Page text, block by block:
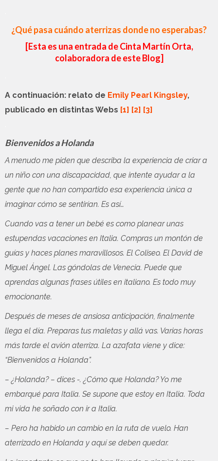
¿Qué pasa cuándo aterrizas donde no esperabas?
[Esta es una entrada de Cinta Martín Orta,
colaboradora de este Blog]
A continuación: relato de Emily Pearl Kingsley,
publicado en distintas Webs [1] [2] [3]
Bienvenidos a Holanda
A menudo me piden que describa la experiencia de criar a
un niño con una discapacidad, que intente ayudar a la
gente que no han compartido esa experiencia única a
imaginar cómo se sentirían. Es así…
Cuando vas a tener un bebé es como planear unas
estupendas vacaciones en Italia. Compras un montón de
guías y haces planes maravillosos. El Coliseo. El David de
Miguel Ángel. Las góndolas de Venecia. Puede que
aprendas algunas frases útiles en italiano. Es todo muy
emocionante.
Después de meses de ansiosa anticipación, finalmente
llega el día. Preparas tus maletas y allá vas. Varias horas
más tarde el avión aterriza. La azafata viene y dice:
“Bienvenidos a Holanda”.
– ¿Holanda? – dices -. ¿Cómo que Holanda? Yo me
embarqué para Italia. Se supone que estoy en Italia. Toda
mi vida he soñado con ir a Italia.
– Pero ha habido un cambio en la ruta de vuelo. Han
aterrizado en Holanda y aquí se deben quedar.